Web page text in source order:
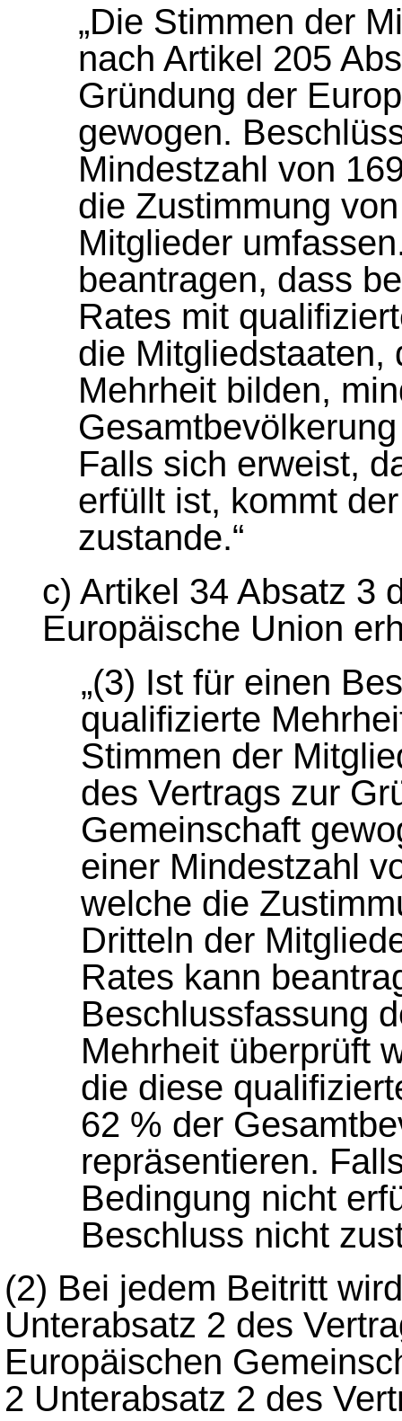
„Die Stimmen der
nach Artikel 205
Gründung der
gewogen.
Mindestzahl von
die Zustimmung
Mitglieder
beantragen, dass
Rates mit
die Mitgliedstaaten,
Mehrheit bilden,
Falls sich erweist,
erfüllt ist, kommt
zustande.“
c) Artikel 34 Absatz 3
Europäische Union
„(3) Ist für einen
qualifizierte
Stimmen der
des Vertrags zur
Gemeinschaft
einer Mindestzahl
welche die
Dritteln der
Rates kann
Beschlussfassung
Mehrheit überprüft
die diese
62 % der
repräsentieren.
Bedingung nicht
Beschluss nicht
(2) Bei jedem Beitritt
Unterabsatz 2 des
Europäischen
2 Unterabsatz 2 des